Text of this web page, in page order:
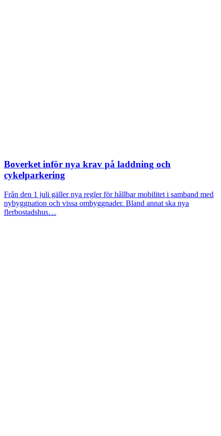
Boverket inför nya krav på laddning och
cykelparkering
Från den 1 juli gäller nya regler för hållbar mobilitet i samband med
nybyggnation och vissa ombyggnader. Bland annat ska nya
flerbostadshus…